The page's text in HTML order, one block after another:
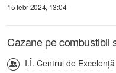
15 febr 2024, 13:04
Cazane pe combustibil
I.Î. Centrul de